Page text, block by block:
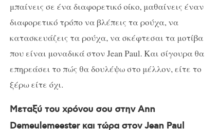
μπαίνεις σε ένα διαφορετικό οίκο, μαθαίνεις έναν
διαφορετικό τρόπο να βλέπεις τα ρούχα, να
κατασκευάζεις τα ρούχα, να σκέφτεσαι τα μοτίβα
που είναι μοναδικά στον Jean Paul. Και σίγουρα θα
επηρεάσει το πώς θα δουλέψω στο μέλλον, είτε το
ξέρω είτε όχι.
Μεταξύ του χρόνου σου στην Ann
Demeulemeester και τώρα στον Jean Paul